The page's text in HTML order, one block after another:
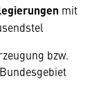
mit
bzw.